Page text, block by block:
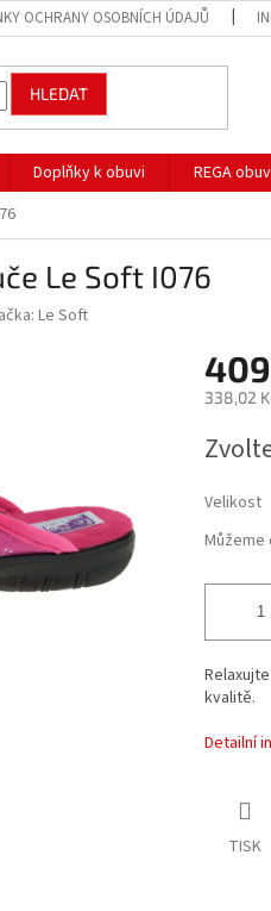
OCHRANY OSOBNÍCH ÚDAJŮ
HLEDAT
Doplňky k obuvi REGA obuv
Le Soft I076
Le Soft
338,02
cena:
Velikost
Můžeme
kvalitě.
Detailní
TISK